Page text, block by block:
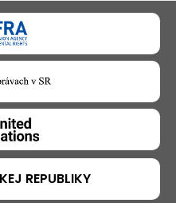
REPUBLIKY